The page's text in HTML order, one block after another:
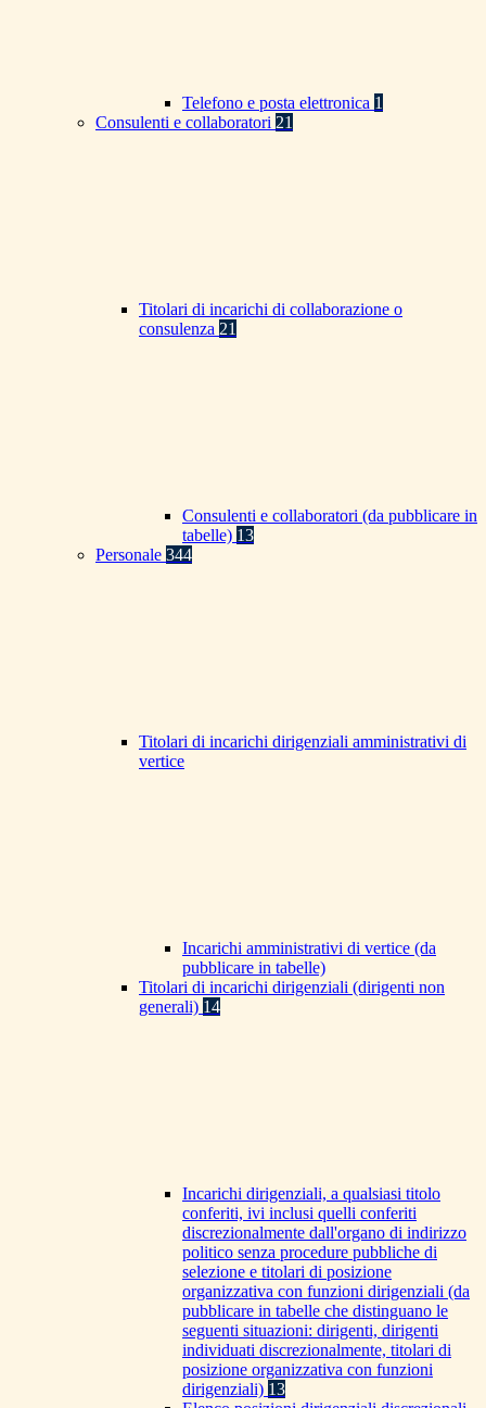
Telefono e posta elettronica 1
Consulenti e collaboratori 21
Titolari di incarichi di collaborazione o
consulenza 21
Consulenti e collaboratori (da pubblicare in
tabelle) 13
Personale 344
Titolari di incarichi dirigenziali amministrativi di
vertice
Incarichi amministrativi di vertice (da
pubblicare in tabelle)
Titolari di incarichi dirigenziali (dirigenti non
generali) 14
Incarichi dirigenziali, a qualsiasi titolo
conferiti, ivi inclusi quelli conferiti
discrezionalmente dall'organo di indirizzo
politico senza procedure pubbliche di
selezione e titolari di posizione
organizzativa con funzioni dirigenziali (da
pubblicare in tabelle che distinguano le
seguenti situazioni: dirigenti, dirigenti
individuati discrezionalmente, titolari di
posizione organizzativa con funzioni
dirigenziali) 13